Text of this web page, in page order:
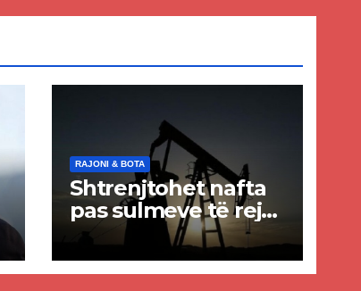
RAJONI & BOTA
Shtrenjtohet nafta
pas sulmeve të reja
SHBA–Iran